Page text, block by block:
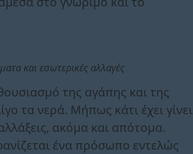
και εσωτερικές αλλαγές
της αγάπης και της
τα νερά. Μήπως κάτι έχει γίνει
ακόμα και απότομα.
ένα πρόσωπο εντελώς